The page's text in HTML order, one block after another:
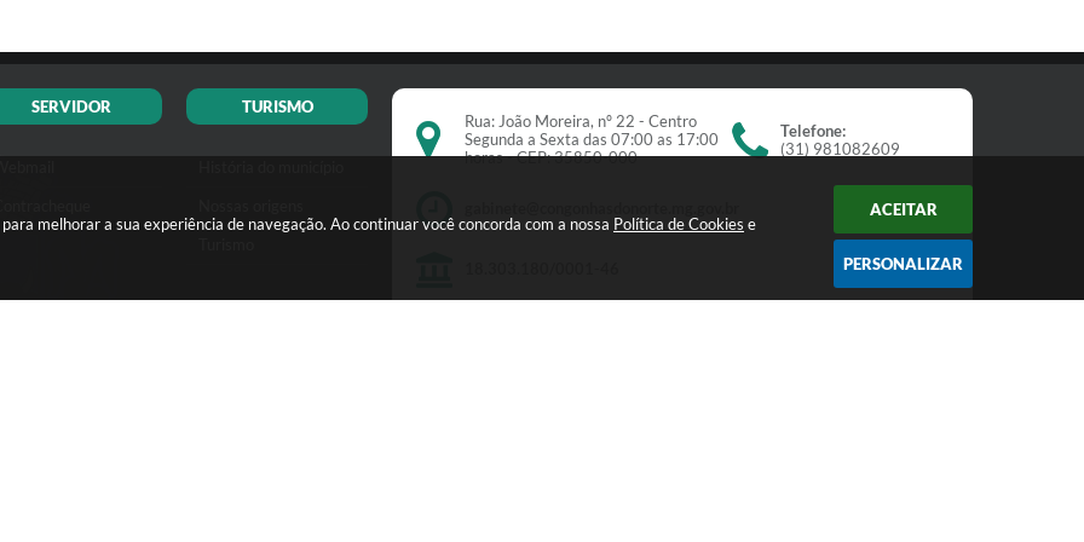
melhorar a sua experiência de navegação. Ao continuar você concorda com a nossa Política de Cookies e
ACEITAR
PERSONALIZAR
SERVIDOR TURISMO
Rua: João Moreira, nº 22 - Centro
Segunda a Sexta das 07:00 as 17:00
horas - CEP: 35850-000
Telefone:
(31) 981082609